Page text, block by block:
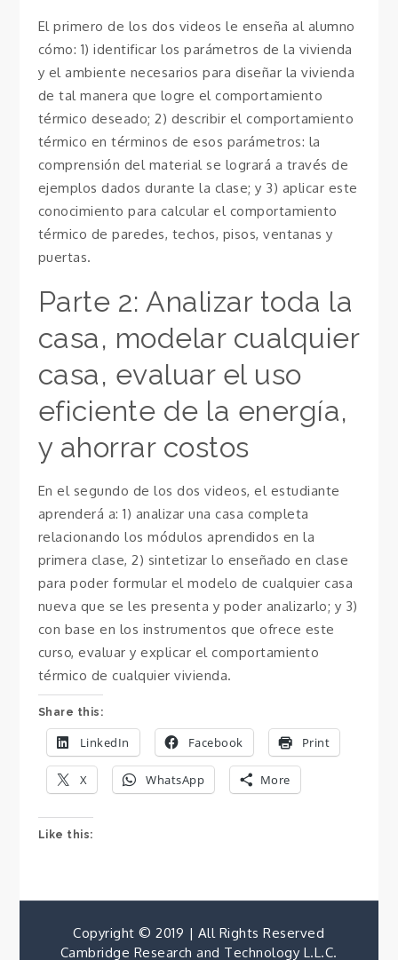
El primero de los dos videos le enseña al alumno
cómo: 1) identificar los parámetros de la vivienda
y el ambiente necesarios para diseñar la vivienda
de tal manera que logre el comportamiento
térmico deseado; 2) describir el comportamiento
térmico en términos de esos parámetros: la
comprensión del material se logrará a través de
ejemplos dados durante la clase; y 3) aplicar este
conocimiento para calcular el comportamiento
térmico de paredes, techos, pisos, ventanas y
puertas.
Parte 2: Analizar toda la
casa, modelar cualquier
casa, evaluar el uso
eficiente de la energía,
y ahorrar costos
En el segundo de los dos videos, el estudiante
aprenderá a: 1) analizar una casa completa
relacionando los módulos aprendidos en la
primera clase, 2) sintetizar lo enseñado en clase
para poder formular el modelo de cualquier casa
nueva que se les presenta y poder analizarlo; y 3)
con base en los instrumentos que ofrece este
curso, evaluar y explicar el comportamiento
térmico de cualquier vivienda.
Share this:
LinkedIn Facebook Print
X WhatsApp More
Like this:
Copyright © 2019 | All Rights Reserved
Cambridge Research and Technology L.L.C.